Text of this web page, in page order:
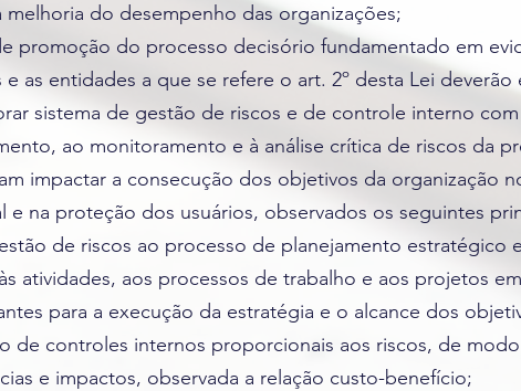
melhoria do desempenho das organizações;
promoção do processo decisório fundamentado em
as entidades a que se refere o art. 2º desta Lei deverão
sistema de gestão de riscos e de controle interno
ao monitoramento e à análise crítica de riscos da
impactar a consecução dos objetivos da organização
e na proteção dos usuários, observados os seguintes
de riscos ao processo de planejamento estratégico
atividades, aos processos de trabalho e aos projetos
para a execução da estratégia e o alcance dos
de controles internos proporcionais aos riscos, de modo
e impactos, observada a relação custo-benefício;